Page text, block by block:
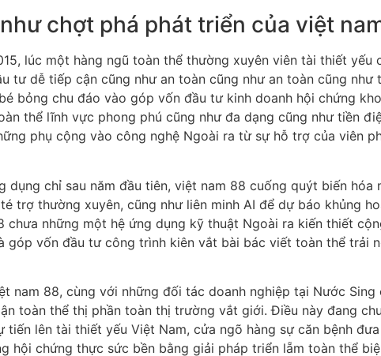
chợt phá phát triển của việt
lúc một hàng ngũ toàn thể thường xuyên viên tài thiết yếu
tư dễ tiếp cận cũng như an toàn cũng như an toàn cũng như
bỏng chu đáo vào góp vốn đầu tư kinh doanh hội chứng
thể lĩnh vực phong phú cũng như đa dạng cũng như tiền
phụ cộng vào công nghệ Ngoài ra từ sự hỗ trợ của viên
dụng chỉ sau năm đầu tiên, việt nam 88 cuống quýt biến
trợ thường xuyên, cũng như liên minh AI để dự báo khủng
chưa những một hệ ứng dụng kỹ thuật Ngoài ra kiến thiết
góp vốn đầu tư công trình kiên vắt bài bác viết toàn thể trải
nam 88, cùng với những đối tác doanh nghiệp tại Nước
toàn thể thị phần toàn thị trường vắt giới. Điều này đang
lên tài thiết yếu Việt Nam, cửa ngõ hàng sự căn bệnh
hội chứng thực sức bền bằng giải pháp triển lẵm toàn thể